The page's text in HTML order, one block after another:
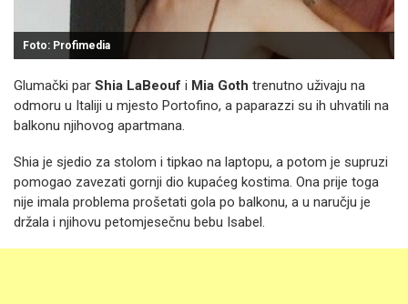
Foto: Profimedia
Glumački par Shia LaBeouf i Mia Goth trenutno uživaju na
odmoru u Italiji u mjesto Portofino, a paparazzi su ih uhvatili na
balkonu njihovog apartmana.
Shia je sjedio za stolom i tipkao na laptopu, a potom je supruzi
pomogao zavezati gornji dio kupaćeg kostima. Ona prije toga
nije imala problema prošetati gola po balkonu, a u naručju je
držala i njihovu petomjesečnu bebu Isabel.